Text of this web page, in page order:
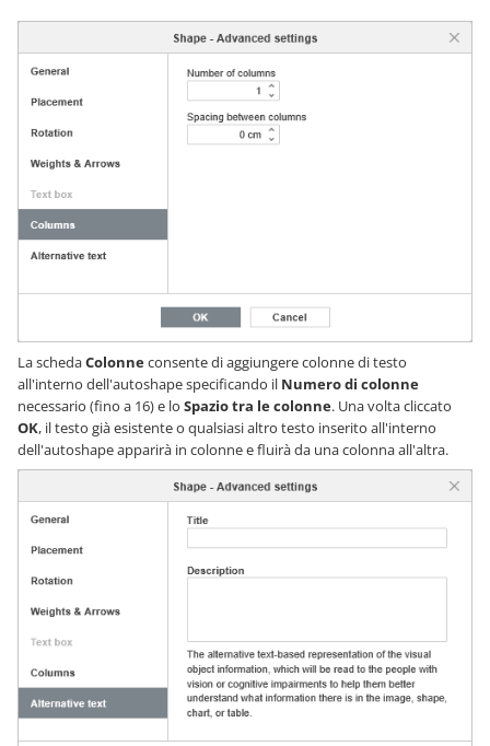
La schedaColonneconsente di aggiungere colonne di testo
all'interno dell'autoshape specificando il Numero di colonne
necessario (fino a 16) e lo Spazio tra le colonne. Una volta cliccato
OK, il testo già esistente o qualsiasi altro testo inserito all'interno
dell'autoshape apparirà in colonne e fluirà da una colonna all'altra.